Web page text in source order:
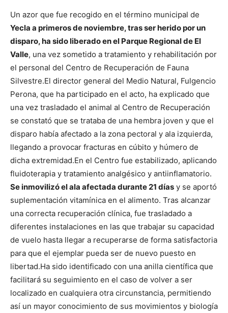
Un azor que fue recogido en el término municipal de
Yecla a primeros de noviembre, tras ser herido por un
disparo, ha sido liberado en el Parque Regional de El
Valle, una vez sometido a tratamiento y rehabilitación por
el personal del Centro de Recuperación de Fauna
Silvestre.El director general del Medio Natural, Fulgencio
Perona, que ha participado en el acto, ha explicado que
una vez trasladado el animal al Centro de Recuperación
se constató que se trataba de una hembra joven y que el
disparo había afectado a la zona pectoral y ala izquierda,
llegando a provocar fracturas en cúbito y húmero de
dicha extremidad.En el Centro fue estabilizado, aplicando
fluidoterapia y tratamiento analgésico y antiinflamatorio.
Se inmovilizó el ala afectada durante 21 días y se aportó
suplementación vitamínica en el alimento. Tras alcanzar
una correcta recuperación clínica, fue trasladado a
diferentes instalaciones en las que trabajar su capacidad
de vuelo hasta llegar a recuperarse de forma satisfactoria
para que el ejemplar pueda ser de nuevo puesto en
libertad.Ha sido identificado con una anilla científica que
facilitará su seguimiento en el caso de volver a ser
localizado en cualquiera otra circunstancia, permitiendo
así un mayor conocimiento de sus movimientos y biología